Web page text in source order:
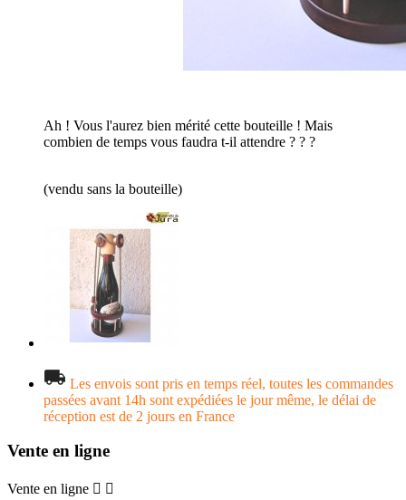
Ah ! Vous l'aurez bien mérité cette bouteille ! Mais
combien de temps vous faudra t-il attendre ? ? ?
(vendu sans la bouteille)
Les envois sont pris en temps réel, toutes les commandes
passées avant 14h sont expédiées le jour même, le délai de
réception est de 2 jours en France
Vente en ligne
Vente en ligne  